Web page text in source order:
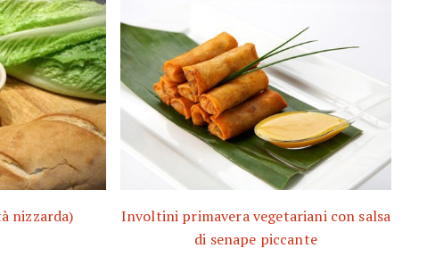
nizzarda)
Involtini primavera vegetariani con salsa
di senape piccante